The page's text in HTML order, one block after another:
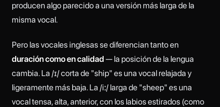
producen algo parecido a una versión más larga de la
misma vocal.
Pero las vocales inglesas se diferencian tanto en
duración como en calidad — la posición de la lengua
cambia. La /ɪ/ corta de "ship" es una vocal relajada y
ligeramente más baja. La /iː/ larga de "sheep" es una
vocal tensa, alta, anterior, con los labios estirados (como